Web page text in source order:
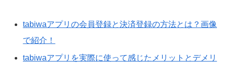
tabiwaアプリの会員登録と決済登録の方法とは？画像
で紹介！
tabiwaアプリを実際に使って感じたメリットとデメリ